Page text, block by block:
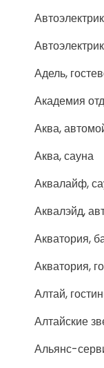
Автоэлектрик
Автоэлектрик
Адель,
Академия
Аква,
Аква, сауна
Аквалайф,
Аквалэйд,
Акватория,
Акватория,
Алтай,
Алтайские
Альянс-